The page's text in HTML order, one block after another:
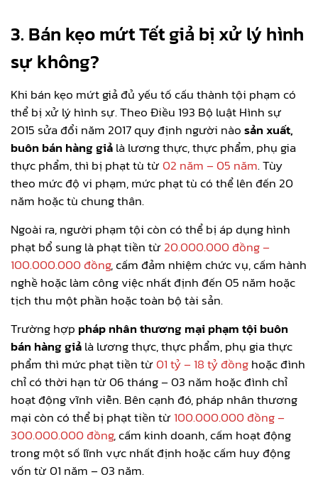
3. Bán kẹo mứt Tết giả bị xử lý hình
sự không?
Khi bán kẹo mứt giả đủ yếu tố cấu thành tội phạm có
thể bị xử lý hình sự. Theo Điều 193 Bộ luật Hình sự
2015 sửa đổi năm 2017 quy định người nàosản xuất,
buôn bán hàng giảlà lương thực, thực phẩm, phụ gia
thực phẩm, thì bị phạt tù từ02 năm – 05 năm. Tùy
theo mức độ vi phạm, mức phạt tù có thể lên đến 20
năm hoặc tù chung thân.
Ngoài ra, người phạm tội còn có thể bị áp dụng hình
phạt bổ sung là phạt tiền từ20.000.000 đồng –
100.000.000 đồng, cấm đảm nhiệm chức vụ, cấm hành
nghề hoặc làm công việc nhất định đến 05 năm hoặc
tịch thu một phần hoặc toàn bộ tài sản.
Trường hợp pháp nhân thương mại phạm tội buôn
bán hàng giảlà lương thực, thực phẩm, phụ gia thực
phẩm thì mức phạt tiền từ01 tỷ – 18 tỷ đồnghoặc đình
chỉ có thời hạn từ 06 tháng – 03 năm hoặc đình chỉ
hoạt động vĩnh viễn. Bên cạnh đó, pháp nhân thương
mại còn có thể bị phạt tiền từ100.000.000 đồng –
300.000.000 đồng, cấm kinh doanh, cấm hoạt động
trong một số lĩnh vực nhất định hoặc cấm huy động
vốn từ 01 năm – 03 năm.